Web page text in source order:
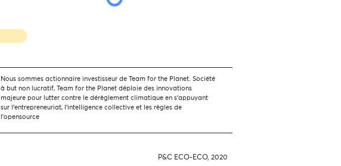
Nous sommes actionnaire investisseur de Team for the Planet. Société
à but non lucratif, Team for the Planet déploie des innovations
majeure pour lutter contre le dérèglement climatique en s'appuyant
sur l'entrepreneuriat, l'intelligence collective et les règles de
l'opensource
P&C ECO-ECO, 2020